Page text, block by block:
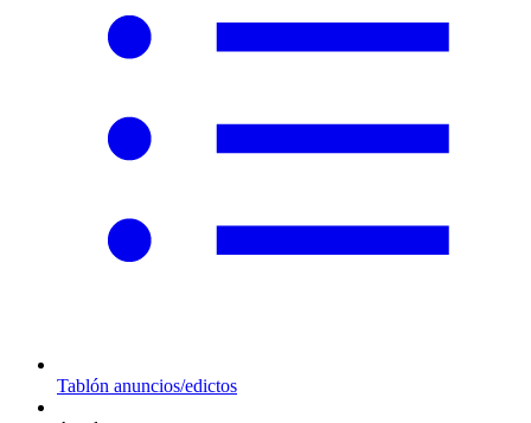
Tablón anuncios/edictos